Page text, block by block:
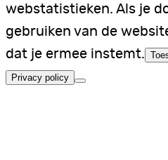
webstatistieken. Als je
gebruiken van de
dat je ermee instemt.
Privacy policy